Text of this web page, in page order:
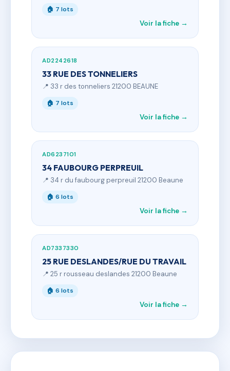
🏠 7 lots
Voir la fiche →
AD2242618
33 RUE DES TONNELIERS
📍 33 r des tonneliers 21200 BEAUNE
🏠 7 lots
Voir la fiche →
AD6237101
34 FAUBOURG PERPREUIL
📍 34 r du faubourg perpreuil 21200 Beaune
🏠 6 lots
Voir la fiche →
AD7337330
25 RUE DESLANDES/RUE DU TRAVAIL
📍 25 r rousseau deslandes 21200 Beaune
🏠 6 lots
Voir la fiche →